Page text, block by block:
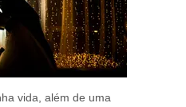
vida, além de uma